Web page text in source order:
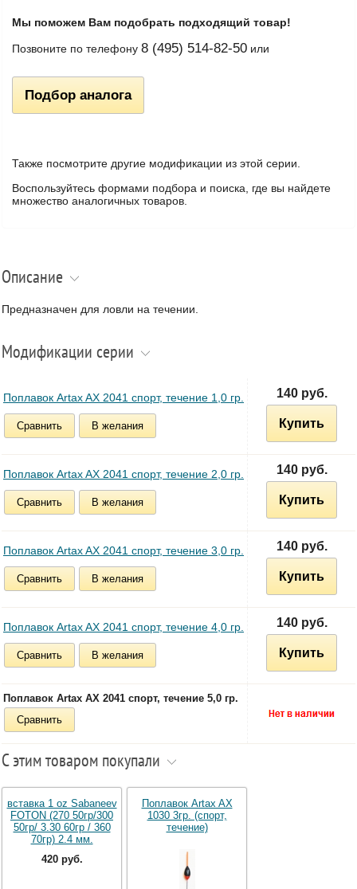
Мы поможем Вам подобрать подходящий товар!
Позвоните по телефону 8 (495) 514-82-50 или
Подбор аналога
Также посмотрите другие модификации из этой серии.
Воспользуйтесь формами подбора и поиска, где вы найдете
множество аналогичных товаров.
Описание
Предназначен для ловли на течении.
Модификации серии
Поплавок Artax AX 2041 спорт, течение 1,0 гр.
Сравнить В желания
140 руб.
Купить
Поплавок Artax AX 2041 спорт, течение 2,0 гр.
Сравнить В желания
140 руб.
Купить
Поплавок Artax AX 2041 спорт, течение 3,0 гр.
Сравнить В желания
140 руб.
Купить
Поплавок Artax AX 2041 спорт, течение 4,0 гр.
Сравнить В желания
140 руб.
Купить
Поплавок Artax AX 2041 спорт, течение 5,0 гр.
Сравнить
С этим товаром покупали
вставка 1 oz Sabaneev
FOTON (270 50гр/300
50гр/ 3.30 60гр / 360
70гр) 2.4 мм.
420 руб.
Поплавок Artax AX
1030 3гр. (спорт,
течение)